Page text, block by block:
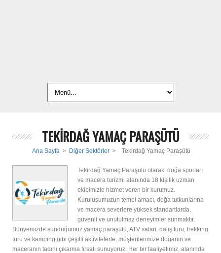
TEKİRDAĞ YAMAÇ PARAŞÜTÜ
Ana Sayfa > Diğer Sektörler > Tekirdağ Yamaç Paraşütü
Tekirdağ Yamaç Paraşütü olarak, doğa sporları
ve macera turizmi alanında 18 kişilik uzman
ekibimizle hizmet veren bir kurumuz.
Kuruluşumuzun temel amacı, doğa tutkunlarına
ve macera severlere yüksek standartlarda,
güvenli ve unutulmaz deneyimler sunmaktır.
Bünyemizde sunduğumuz yamaç paraşütü, ATV safari, dalış turu, trekking
turu ve kamping gibi çeşitli aktivitelerle, müşterilerimize doğanın ve
maceranın tadını çıkarma fırsatı sunuyoruz. Her bir faaliyetimiz, alanında